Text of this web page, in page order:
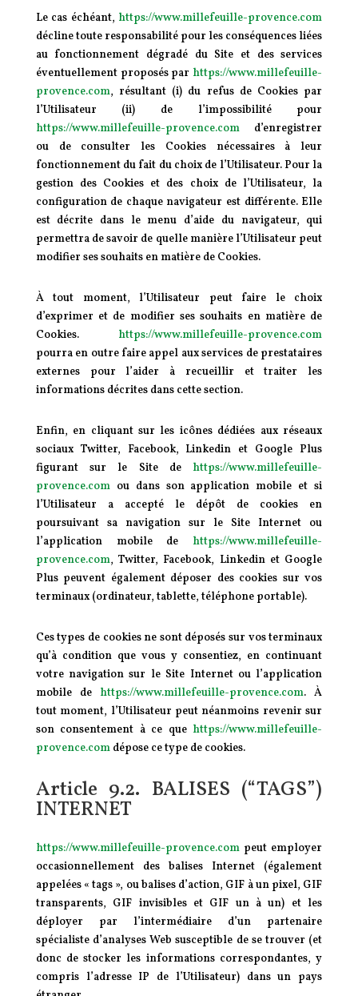
Le cas échéant, https://www.millefeuille-provence.com
décline toute responsabilité pour les conséquences liées
au fonctionnement dégradé du Site et des services
éventuellement proposés par https://www.millefeuille-
provence.com, résultant (i) du refus de Cookies par
l’Utilisateur (ii) de l’impossibilité pour
https://www.millefeuille-provence.comd’enregistrer
ou de consulter les Cookies nécessaires à leur
fonctionnement du fait du choix de l’Utilisateur. Pour la
gestion des Cookies et des choix de l’Utilisateur, la
configuration de chaque navigateur est différente. Elle
est décrite dans le menu d’aide du navigateur, qui
permettra de savoir de quelle manière l’Utilisateur peut
modifier ses souhaits en matière de Cookies.
À tout moment, l’Utilisateur peut faire le choix
d’exprimer et de modifier ses souhaits en matière de
Cookies. https://www.millefeuille-provence.com
pourra en outre faire appel aux services de prestataires
externes pour l’aider à recueillir et traiter les
informations décrites dans cette section.
Enfin, en cliquant sur les icônes dédiées aux réseaux
sociaux Twitter, Facebook, Linkedin et Google Plus
figurant sur le Site de https://www.millefeuille-
provence.comou dans son application mobile et si
l’Utilisateur a accepté le dépôt de cookies en
poursuivant sa navigation sur le Site Internet ou
l’application mobile de https://www.millefeuille-
provence.com, Twitter, Facebook, Linkedin et Google
Plus peuvent également déposer des cookies sur vos
terminaux (ordinateur, tablette, téléphone portable).
Ces types de cookies ne sont déposés sur vos terminaux
qu’à condition que vous y consentiez, en continuant
votre navigation sur le Site Internet ou l’application
mobile de https://www.millefeuille-provence.com. À
tout moment, l’Utilisateur peut néanmoins revenir sur
son consentement à ce que https://www.millefeuille-
provence.comdépose ce type de cookies.
Article 9.2. BALISES (“TAGS”)
INTERNET
https://www.millefeuille-provence.compeut employer
occasionnellement des balises Internet (également
appelées « tags », ou balises d’action, GIF à un pixel, GIF
transparents, GIF invisibles et GIF un à un) et les
déployer par l’intermédiaire d’un partenaire
spécialiste d’analyses Web susceptible de se trouver (et
donc de stocker les informations correspondantes, y
compris l’adresse IP de l’Utilisateur) dans un pays